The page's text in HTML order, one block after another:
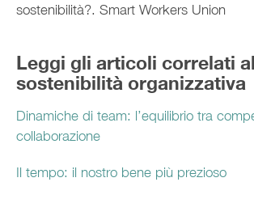
sostenibilità?. Smart Workers Union
Leggi gli articoli correlati
sostenibilità organizzativa
Dinamiche di team: l’equilibrio tra
collaborazione
Il tempo: il nostro bene più prezioso